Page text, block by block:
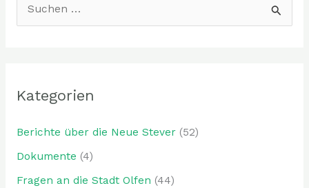
e
a
c
Kategorien
Berichte über die Neue Stever(52)
Dokumente (4)
Fragen an die Stadt Olfen (44)